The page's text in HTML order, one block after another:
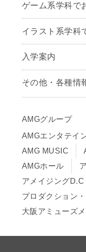
CG学科
アニメーショ
声優学科
ゲーム系学科で
イラスト系学科
入学案内
募集要項
早期出願制度
入学までの流れ
学費サポート
学費について
Q&A
その他・各種情
アクセス
サイトポリシー
在校生・保護
卒業生の皆様へ
AMGグループ
AMGエンタテイ
AMG MUSIC
AMGホール
アメイジングD.C
プロダクション
大阪アミューズ